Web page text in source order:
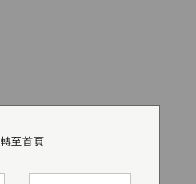
至首頁
至首頁
至首頁
至首頁
至首頁